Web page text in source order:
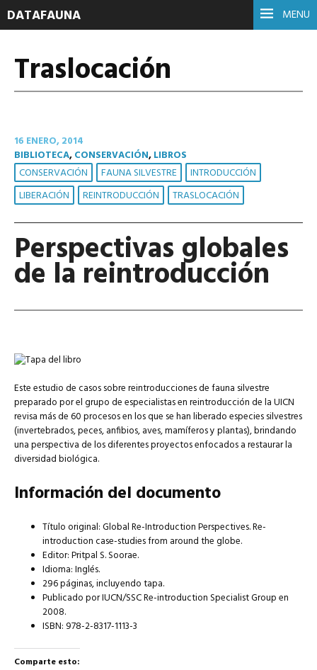
MENU
DATAFAUNA
Traslocación
16 ENERO, 2014
BIBLIOTECA,CONSERVACIÓN,LIBROS
CONSERVACIÓN FAUNA SILVESTRE
INTRODUCCIÓN
LIBERACIÓN
REINTRODUCCIÓN TRASLOCACIÓN
Perspectivas globales
de la reintroducción
Este estudio de casos sobre reintroducciones de fauna silvestre
preparado por el grupo de especialistas en reintroducción de la UICN
revisa más de 60 procesos en los que se han liberado especies silvestres
(invertebrados, peces, anfibios, aves, mamíferos y plantas), brindando
una perspectiva de los diferentes proyectos enfocados a restaurar la
diversidad biológica.
Información del documento
Título original: Global Re-Introduction Perspectives. Re-
introduction case-studies from around the globe.
Editor: Pritpal S. Soorae.
Idioma: Inglés.
296 páginas, incluyendo tapa.
Publicado por IUCN/SSC Re-introduction Specialist Group en
2008.
ISBN: 978-2-8317-1113-3
Comparte esto: